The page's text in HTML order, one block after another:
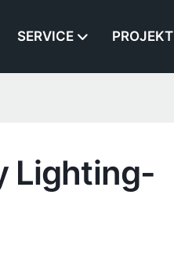
SERVICE PROJEKT
Lighting-